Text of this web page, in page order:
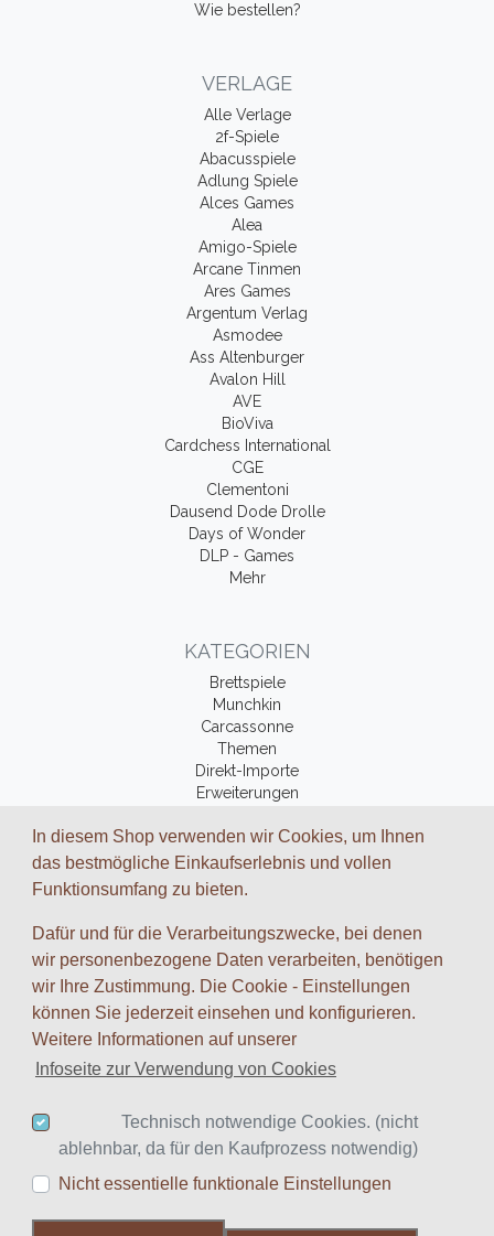
Wie bestellen?
VERLAGE
Alle Verlage
2f-Spiele
Abacusspiele
Adlung Spiele
Alces Games
Alea
Amigo-Spiele
Arcane Tinmen
Ares Games
Argentum Verlag
Asmodee
Ass Altenburger
Avalon Hill
AVE
BioViva
Cardchess International
CGE
Clementoni
Dausend Dode Drolle
Days of Wonder
DLP - Games
Mehr
KATEGORIEN
Brettspiele
Munchkin
Carcassonne
Themen
Direkt-Importe
Erweiterungen
Zubehör
Wir arbeiten mit folgenden Dienstleistungs-Partnern zusammen:
* inkl. MwSt., zzgl.Versandkosten
In diesem Shop verwenden wir Cookies, um Ihnen
das bestmögliche Einkaufserlebnis und vollen
Funktionsumfang zu bieten.
Dafür und für die Verarbeitungszwecke, bei denen
wir personenbezogene Daten verarbeiten, benötigen
wir Ihre Zustimmung. Die Cookie - Einstellungen
können Sie jederzeit einsehen und konfigurieren.
Weitere Informationen auf unserer
Infoseite zur Verwendung von Cookies
Technisch notwendige Cookies. (nicht
ablehnbar, da für den Kaufprozess notwendig)
Nicht essentielle funktionale Einstellungen